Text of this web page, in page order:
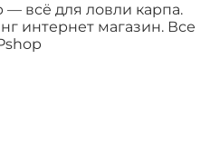
— всё для ловли карпа.
интернет магазин. Все